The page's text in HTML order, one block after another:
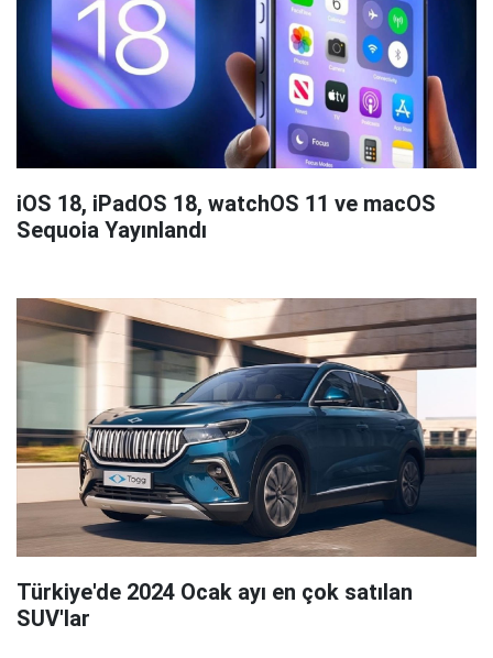
iOS 18, iPadOS 18, watchOS 11 ve macOS
Sequoia Yayınlandı
Türkiye'de 2024 Ocak ayı en çok satılan
SUV'lar